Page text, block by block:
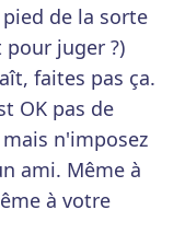
de la sorte
juger ?)
faites pas ça.
OK pas de
n'imposez
ami. Même à
à votre